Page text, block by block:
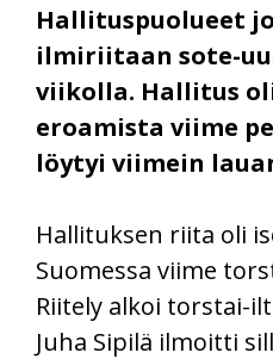
Hallituspuolueet
ilmiriitaan sote-
viikolla. Hallitus
eroamista viime
löytyi viimein
Hallituksen riita oli
Suomessa viime
Riitely alkoi torstai-
Juha Sipilä ilmoitti